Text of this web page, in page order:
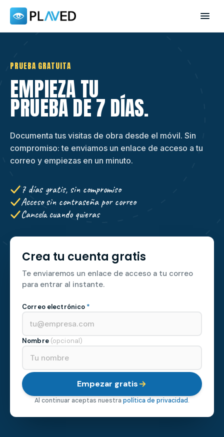
PRUEBA GRATUITA
EMPIEZA TU
PRUEBA DE 7 DÍAS.
Documenta tus visitas de obra desde el móvil. Sin
compromiso: te enviamos un enlace de acceso a tu
correo y empiezas en un minuto.
7 días gratis, sin compromiso
Acceso sin contraseña por correo
Cancela cuando quieras
Crea tu cuenta gratis
Te enviaremos un enlace de acceso a tu correo
para entrar al instante.
Correo electrónico *
Nombre (opcional)
Empezar gratis
Al continuar aceptas nuestrapolítica de privacidad.